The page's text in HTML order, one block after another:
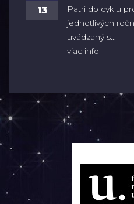
13
Patrí do cyklu
jednotlivých
uvádzaný s...
viac info